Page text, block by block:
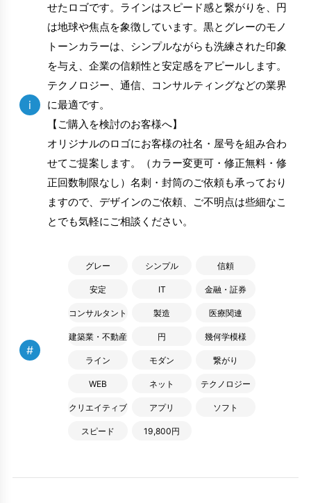
i
せたロゴです。ラインはスピード感と繋がりを、円
は地球や焦点を象徴しています。黒とグレーのモノ
トーンカラーは、シンプルながらも洗練された印象
を与え、企業の信頼性と安定感をアピールします。
テクノロジー、通信、コンサルティングなどの業界
に最適です。
【ご購入を検討のお客様へ】
オリジナルのロゴにお客様の社名・屋号を組み合わ
せてご提案します。（カラー変更可・修正無料・修
正回数制限なし）名刺・封筒のご依頼も承っており
ますので、デザインのご依頼、ご不明点は些細なこ
とでも気軽にご相談ください。
#
グレー シンプル 信頼
安定 IT 金融・証券
コンサルタント 製造 医療関連
建築業・不動産 円 幾何学模様
ライン モダン 繋がり
WEB ネット テクノロジー
クリエイティブ アプリ ソフト
スピード 19,800円